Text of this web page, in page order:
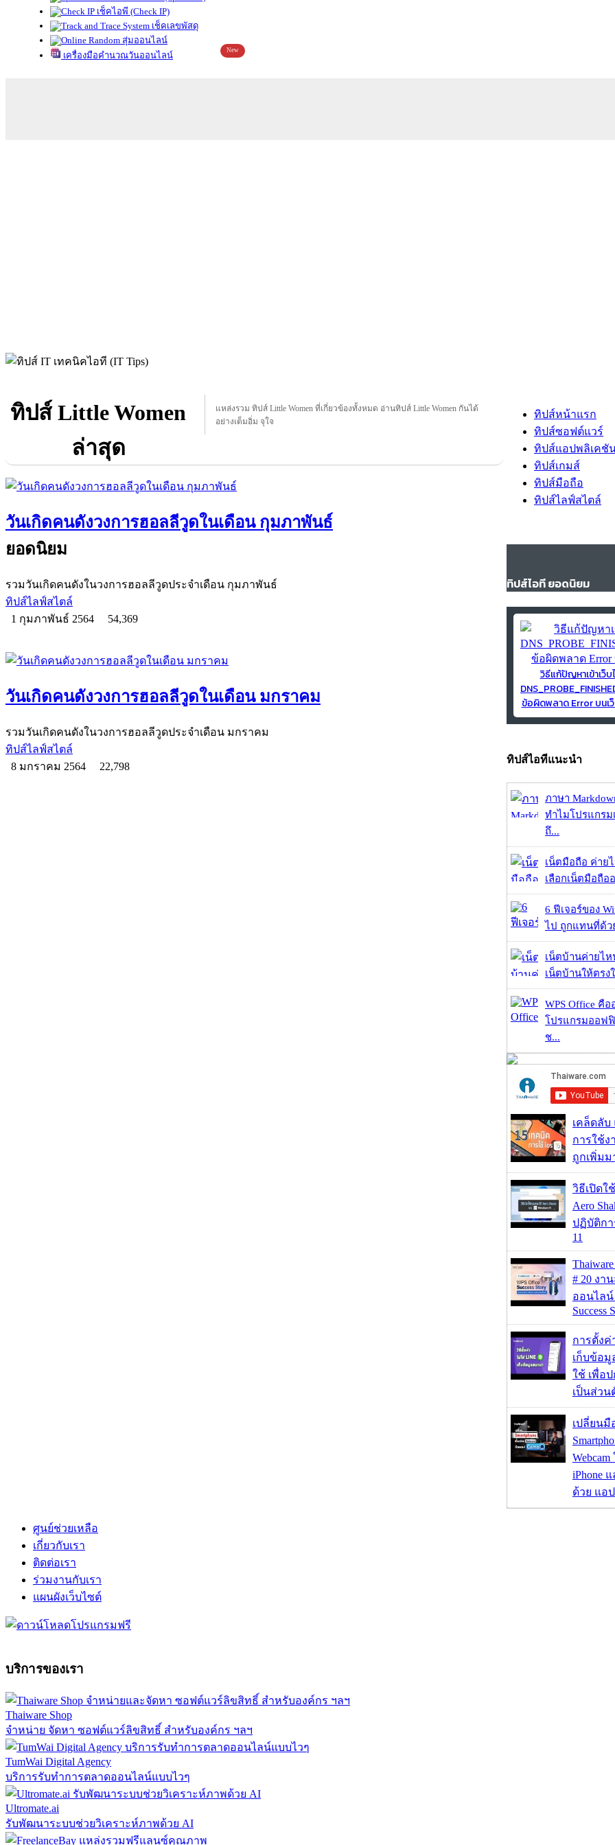
เช็คไอพี (Check IP)
เช็คเลขพัสดุ
สุ่มออนไลน์
เครื่องมือคำนวณวันออนไลน์
New
ทิปส์ Little Women
ล่าสุด
แหล่งรวม ทิปส์ Little Women ที่เกี่ยวข้องทั้งหมด อ่านทิปส์ Little Women กันได้
อย่างเต็มอิ่ม จุใจ
วันเกิดคนดังวงการฮอลลีวูดในเดือน กุมภาพันธ์
ยอดนิยม
รวมวันเกิดคนดังในวงการฮอลลีวูดประจำเดือน กุมภาพันธ์
ทิปส์ไลฟ์สไตล์
1 กุมภาพันธ์ 2564
54,369
วันเกิดคนดังวงการฮอลลีวูดในเดือน มกราคม
รวมวันเกิดคนดังในวงการฮอลลีวูดประจำเดือน มกราคม
ทิปส์ไลฟ์สไตล์
8 มกราคม 2564
22,798
ทิปส์หน้าแรก
ทิปส์ซอฟต์แวร์
ทิปส์แอปพลิเคชั
ทิปส์เกมส์
ทิปส์มือถือ
ทิปส์ไลฟ์สไตล์
ทิปส์ไอที ยอดนิยม
วิธีแก้ปัญหาเข้าเว็บ
ข้อผิดพลาด Error บนเว็
ทิปส์ไอทีแนะนำ
ภาษา
ทำไมโปรแกรม
ถึ...
เน็ตมือถือ ค่าย
เลือกเน็ตมือถือ
6 ฟีเจอร์ของ
ไป ถูกแทนที่ด้ว
เน็ตบ้านค่ายไห
เน็ตบ้านให้ตรง
WPS Office คือ
โปรแกรมออฟ
ช...
เคล็ดลับ
การใช้ง
ถูกเพิ่มม
วิธีเปิด
Aero
ปฏิบัติกา
11
# 20 งา
ออนไลน์
Success
การตั้งค่
เก็บข้อ
ใช้ เพื่อ
เป็นส่ว
เปลี่ยนมื
iPhone
ด้วย แอป
ศูนย์ช่วยเหลือ
เกี่ยวกับเรา
ติดต่อเรา
ร่วมงานกับเรา
แผนผังเว็บไซต์
บริการของเรา
Thaiware Shop
จำหน่าย จัดหา ซอฟต์แวร์ลิขสิทธิ์ สำหรับองค์กร ฯลฯ
TumWai Digital Agency
บริการรับทำการตลาดออนไลน์แบบไวๆ
Ultromate.ai
รับพัฒนาระบบช่วยวิเคราะห์ภาพด้วย AI